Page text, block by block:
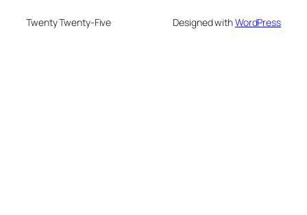
Twenty Twenty-Five Designed withWordPress